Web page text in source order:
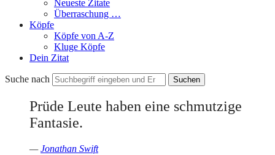
Neueste Zitate
Überraschung …
Köpfe
Köpfe von A-Z
Kluge Köpfe
Dein Zitat
Suche nach
Prüde Leute haben eine schmutzige
Fantasie.
—Jonathan Swift